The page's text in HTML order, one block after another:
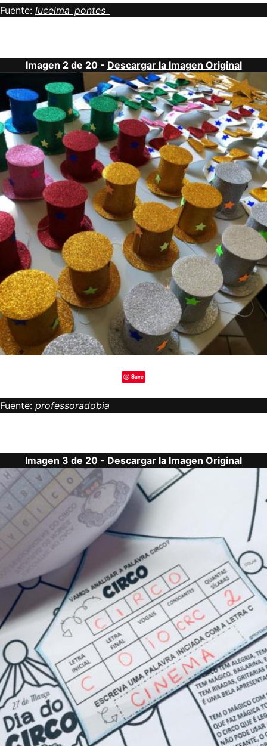
Fuente: lucelma_pontes_
Imagen 2 de 20 - Descargar la Imagen Original
Save
Fuente: professoradobia
Imagen 3 de 20 - Descargar la Imagen Original